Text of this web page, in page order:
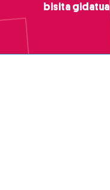
bisita gidatua